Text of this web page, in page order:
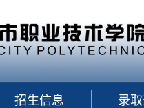
招生信息 录